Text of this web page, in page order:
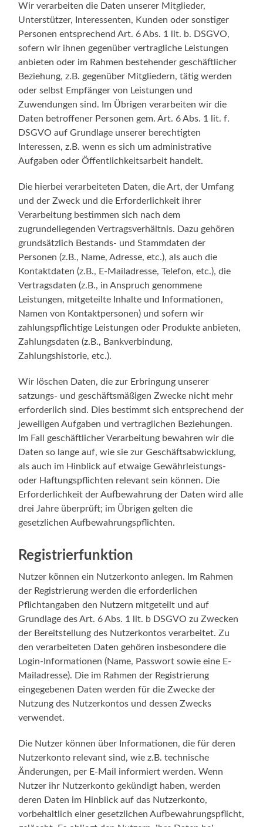
Wir verarbeiten die Daten unserer Mitglieder,
Unterstützer, Interessenten, Kunden oder sonstiger
Personen entsprechend Art. 6 Abs. 1 lit. b. DSGVO,
sofern wir ihnen gegenüber vertragliche Leistungen
anbieten oder im Rahmen bestehender geschäftlicher
Beziehung, z.B. gegenüber Mitgliedern, tätig werden
oder selbst Empfänger von Leistungen und
Zuwendungen sind. Im Übrigen verarbeiten wir die
Daten betroffener Personen gem. Art. 6 Abs. 1 lit. f.
DSGVO auf Grundlage unserer berechtigten
Interessen, z.B. wenn es sich um administrative
Aufgaben oder Öffentlichkeitsarbeit handelt.
Die hierbei verarbeiteten Daten, die Art, der Umfang
und der Zweck und die Erforderlichkeit ihrer
Verarbeitung bestimmen sich nach dem
zugrundeliegenden Vertragsverhältnis. Dazu gehören
grundsätzlich Bestands- und Stammdaten der
Personen (z.B., Name, Adresse, etc.), als auch die
Kontaktdaten (z.B., E-Mailadresse, Telefon, etc.), die
Vertragsdaten (z.B., in Anspruch genommene
Leistungen, mitgeteilte Inhalte und Informationen,
Namen von Kontaktpersonen) und sofern wir
zahlungspflichtige Leistungen oder Produkte anbieten,
Zahlungsdaten (z.B., Bankverbindung,
Zahlungshistorie, etc.).
Wir löschen Daten, die zur Erbringung unserer
satzungs- und geschäftsmäßigen Zwecke nicht mehr
erforderlich sind. Dies bestimmt sich entsprechend der
jeweiligen Aufgaben und vertraglichen Beziehungen.
Im Fall geschäftlicher Verarbeitung bewahren wir die
Daten so lange auf, wie sie zur Geschäftsabwicklung,
als auch im Hinblick auf etwaige Gewährleistungs-
oder Haftungspflichten relevant sein können. Die
Erforderlichkeit der Aufbewahrung der Daten wird alle
drei Jahre überprüft; im Übrigen gelten die
gesetzlichen Aufbewahrungspflichten.
Registrierfunktion
Nutzer können ein Nutzerkonto anlegen. Im Rahmen
der Registrierung werden die erforderlichen
Pflichtangaben den Nutzern mitgeteilt und auf
Grundlage des Art. 6 Abs. 1 lit. b DSGVO zu Zwecken
der Bereitstellung des Nutzerkontos verarbeitet. Zu
den verarbeiteten Daten gehören insbesondere die
Login-Informationen (Name, Passwort sowie eine E-
Mailadresse). Die im Rahmen der Registrierung
eingegebenen Daten werden für die Zwecke der
Nutzung des Nutzerkontos und dessen Zwecks
verwendet.
Die Nutzer können über Informationen, die für deren
Nutzerkonto relevant sind, wie z.B. technische
Änderungen, per E-Mail informiert werden. Wenn
Nutzer ihr Nutzerkonto gekündigt haben, werden
deren Daten im Hinblick auf das Nutzerkonto,
vorbehaltlich einer gesetzlichen Aufbewahrungspflicht,